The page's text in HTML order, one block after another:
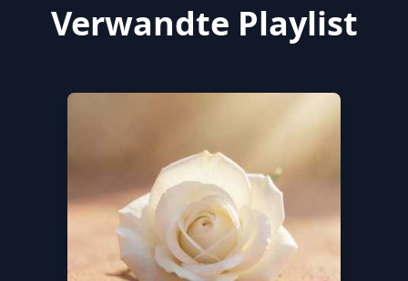
Verwandte Playlist